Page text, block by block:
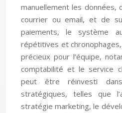
manuellement les
courrier ou email, et de
paiements, le système
répétitives et
précieux pour l’équipe,
comptabilité et le service
peut être réinvesti
stratégiques, telles que
stratégie marketing, le